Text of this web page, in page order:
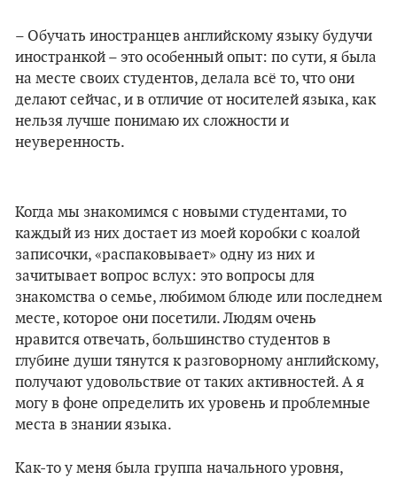
– Обучать иностранцев английскому языку будучи
иностранкой – это особенный опыт: по сути, я была
на месте своих студентов, делала всё то, что они
делают сейчас, и в отличие от носителей языка, как
нельзя лучше понимаю их сложности и
неуверенность.
Когда мы знакомимся с новыми студентами, то
каждый из них достает из моей коробки с коалой
записочки, «распаковывает» одну из них и
зачитывает вопрос вслух: это вопросы для
знакомства о семье, любимом блюде или последнем
месте, которое они посетили. Людям очень
нравится отвечать, большинство студентов в
глубине души тянутся к разговорному английскому,
получают удовольствие от таких активностей. А я
могу в фоне определить их уровень и проблемные
места в знании языка.
Как-то у меня была группа начального уровня,